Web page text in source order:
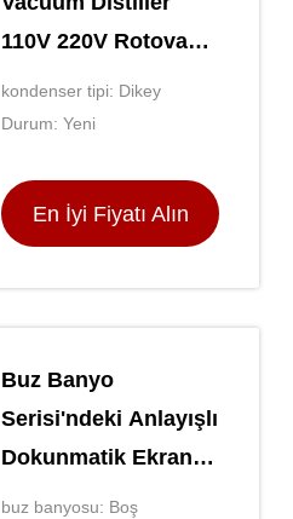
110V 220V Rotovap
Vacuum
kondenser tipi: Dikey
Durum: Yeni
En İyi Fiyatı Alın
Buz Banyo
Serisi'ndeki Anlayışlı
Dokunmatik Ekran
Arayüzü ve Otomatik
buz banyosu: Boş